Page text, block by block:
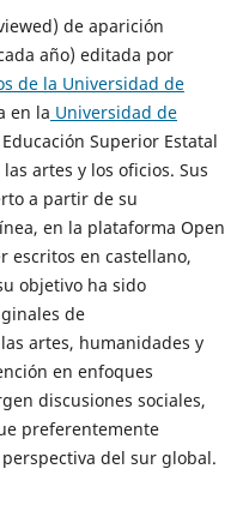
de aparición
año) editada por
de la Universidad de
en la Universidad de
Superior Estatal
artes y los oficios. Sus
a partir de su
en la plataforma Open
escritos en castellano,
objetivo ha sido
de
artes, humanidades y
en enfoques
discusiones sociales,
preferentemente
del sur global.